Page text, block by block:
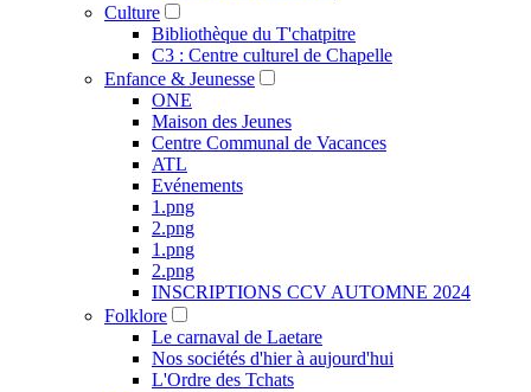
Culture
Bibliothèque du T'chatpitre
C3 : Centre culturel de Chapelle
Enfance & Jeunesse
ONE
Maison des Jeunes
Centre Communal de Vacances
ATL
Evénements
1.png
2.png
1.png
2.png
INSCRIPTIONS CCV AUTOMNE 2024
Folklore
Le carnaval de Laetare
Nos sociétés d'hier à aujourd'hui
L'Ordre des Tchats